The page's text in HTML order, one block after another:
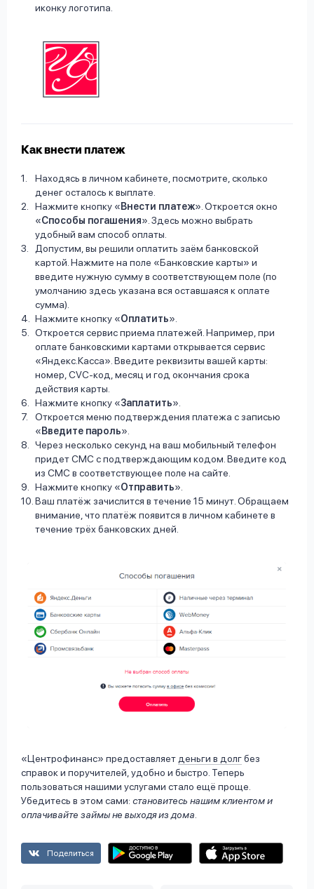
иконку логотипа.
Как внести платеж
Находясь в личном кабинете, посмотрите, сколько
денег осталось к выплате.
Нажмите кнопку «Внести платеж». Откроется окно
«Способы погашения». Здесь можно выбрать
удобный вам способ оплаты.
Допустим, вы решили оплатить заём банковской
картой. Нажмите на поле «Банковские карты» и
введите нужную сумму в соответствующем поле (по
умолчанию здесь указана вся оставшаяся к оплате
сумма).
Нажмите кнопку «Оплатить».
Откроется сервис приема платежей. Например, при
оплате банковскими картами открывается сервис
«Яндекс.Касса». Введите реквизиты вашей карты:
номер, CVC-код, месяц и год окончания срока
действия карты.
Нажмите кнопку «Заплатить».
Откроется меню подтверждения платежа с записью
«Введите пароль».
Через несколько секунд на ваш мобильный телефон
придет СМС с подтверждающим кодом. Введите код
из СМС в соответствующее поле на сайте.
Нажмите кнопку «Отправить».
Ваш платёж зачислится в течение 15 минут. Обращаем
внимание, что платёж появится в личном кабинете в
течение трёх банковских дней.
«Центрофинанс» предоставляет деньги в долгбез
справок и поручителей, удобно и быстро. Теперь
пользоваться нашими услугами стало ещё проще.
Убедитесь в этом сами: становитесь нашим клиентом и
оплачивайте займы не выходя из дома
Поделиться